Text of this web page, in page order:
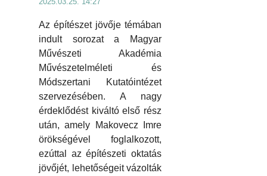
Az építészet jövője témában
indult sorozat a Magyar
Művészeti Akadémia
Művészetelméleti és
Módszertani Kutatóintézet
szervezésében. A nagy
érdeklődést kiváltó első rész
után, amely Makovecz Imre
örökségével foglalkozott,
ezúttal az építészeti oktatás
jövőjét, lehetőségeit vázolták